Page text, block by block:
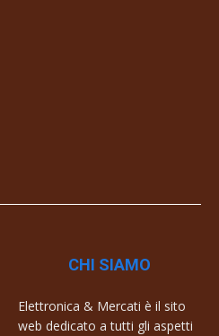
CHI SIAMO
Elettronica & Mercati è il sito
web dedicato a tutti gli aspetti